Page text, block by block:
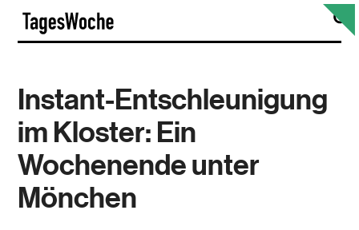
Skip
content
Instant-Entschleunigung
im Kloster: Ein
Wochenende unter
Mönchen